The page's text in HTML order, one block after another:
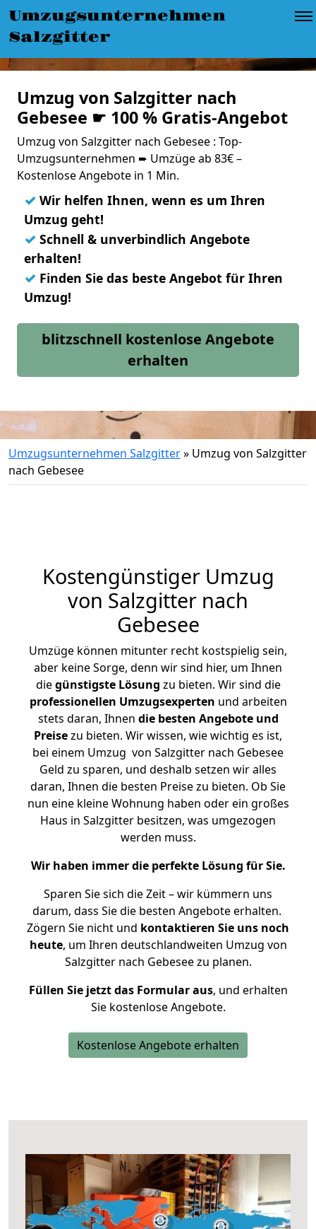
Umzugsunternehmen
Salzgitter
Umzug von Salzgitter nach
Gebesee ☛ 100 % Gratis-Angebot
Umzug von Salzgitter nach Gebesee : Top-
Umzugsunternehmen ➨ Umzüge ab 83€ –
Kostenlose Angebote in 1 Min.
✓ Wir helfen Ihnen, wenn es um Ihren
Umzug geht!
✓ Schnell & unverbindlich Angebote
erhalten!
✓ Finden Sie das beste Angebot für Ihren
Umzug!
blitzschnell kostenlose Angebote
erhalten
Umzugsunternehmen Salzgitter» Umzug von Salzgitter
nach Gebesee
Kostengünstiger Umzug
von Salzgitter nach
Gebesee
Umzüge können mitunter recht kostspielig sein,
aber keine Sorge, denn wir sind hier, um Ihnen
diegünstigste Lösung zu bieten. Wir sind die
professionellen Umzugsexperten und arbeiten
stets daran, Ihnen die besten Angebote und
Preisezu bieten. Wir wissen, wie wichtig es ist,
bei einem Umzug von Salzgitter nach Gebesee
Geld zu sparen, und deshalb setzen wir alles
daran, Ihnen die besten Preise zu bieten. Ob Sie
nun eine kleine Wohnung haben oder ein großes
Haus in Salzgitter besitzen, was umgezogen
werden muss.
Wir haben immer die perfekte Lösung für Sie.
Sparen Sie sich die Zeit – wir kümmern uns
darum, dass Sie die besten Angebote erhalten.
Zögern Sie nicht und kontaktieren Sie uns noch
heute, um Ihren deutschlandweiten Umzug von
Salzgitter nach Gebesee zu planen.
Füllen Sie jetzt das Formular aus, und erhalten
Sie kostenlose Angebote.
Kostenlose Angebote erhalten